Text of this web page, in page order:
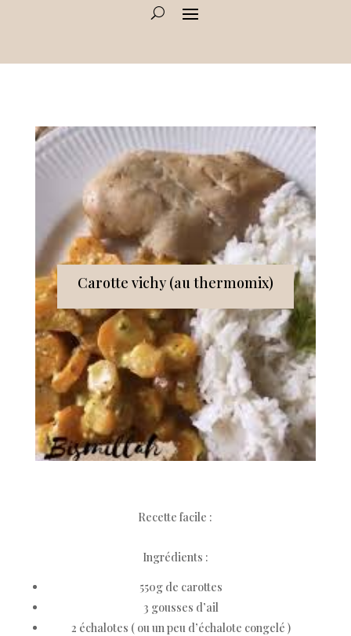
Carotte vichy (au thermomix)
Recette facile :
Ingrédients :
550g de carottes
3 gousses d’ail
2 échalotes ( ou un peu d’échalote congelé )